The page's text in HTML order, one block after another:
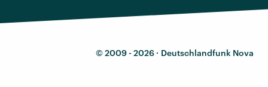
© 2009 - 2026 · Deutschlandfunk Nova